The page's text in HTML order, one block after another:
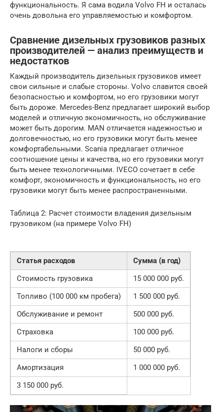
функциональность. Я сама водила Volvo FH и осталась
очень довольна его управляемостью и комфортом.
Сравнение дизельных грузовиков разных
производителей — анализ преимуществ и
недостатков
Каждый производитель дизельных грузовиков имеет
свои сильные и слабые стороны. Volvo славится своей
безопасностью и комфортом, но его грузовики могут
быть дороже. Mercedes-Benz предлагает широкий выбор
моделей и отличную экономичность, но обслуживание
может быть дорогим. MAN отличается надежностью и
долговечностью, но его грузовики могут быть менее
комфортабельными. Scania предлагает отличное
соотношение цены и качества, но его грузовики могут
быть менее технологичными. IVECO сочетает в себе
комфорт, экономичность и функциональность, но его
грузовики могут быть менее распространенными.
Таблица 2: Расчет стоимости владения дизельным
грузовиком (на примере Volvo FH)
Статья расходов
Сумма (в год)
Стоимость грузовика
15 000 000 руб.
Топливо (100 000 км пробега)
1 500 000 руб.
Обслуживание и ремонт
500 000 руб.
Страховка
100 000 руб.
Налоги и сборы
50 000 руб.
Амортизация
1 000 000 руб.
3 150 000 руб.